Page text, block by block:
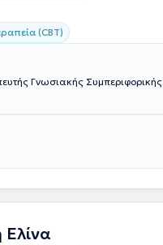
(CBT)
Γνωσιακής Συμπεριφορικής